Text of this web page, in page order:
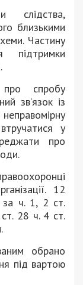
слідства,
близькими
Частину
підтримки
спробу
зв’язок із
у
про
12
за ч. 1, 2 ст.
28 ч. 4 ст.
обрано
під вартою